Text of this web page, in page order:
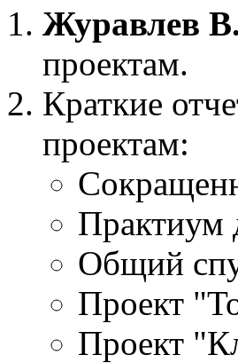
Журавлев
проектам.
Краткие
проектам:
Практиум
Общий
Проект
Проект